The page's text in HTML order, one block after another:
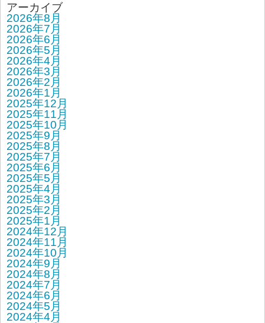
アーカイブ
2026年8月
2026年7月
2026年6月
2026年5月
2026年4月
2026年3月
2026年2月
2026年1月
2025年12月
2025年11月
2025年10月
2025年9月
2025年8月
2025年7月
2025年6月
2025年5月
2025年4月
2025年3月
2025年2月
2025年1月
2024年12月
2024年11月
2024年10月
2024年9月
2024年8月
2024年7月
2024年6月
2024年5月
2024年4月